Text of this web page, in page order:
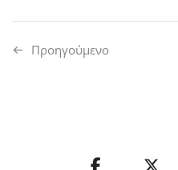
Προηγούμενo